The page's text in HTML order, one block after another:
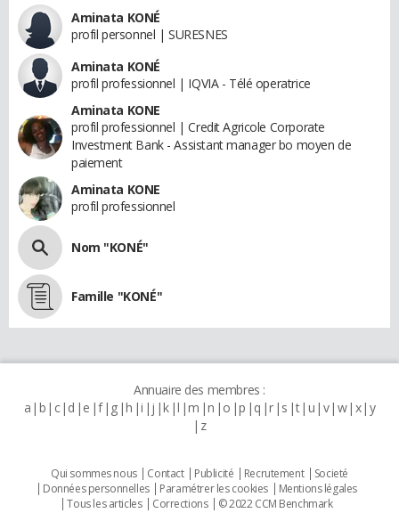
Aminata KONÉ
profil personnel | SURESNES
Aminata KONÉ
profil professionnel | IQVIA - Télé operatrice
Aminata KONE
profil professionnel | Credit Agricole Corporate
Investment Bank - Assistant manager bo moyen de
paiement
Aminata KONE
profil professionnel
Nom "KONÉ"
Famille "KONÉ"
Annuaire des membres :
a b c d e f g h i j k l m n o p q r s t u v w x y
z
Qui sommes nous Contact Publicité Recrutement
Societé
Données personnelles
Paramétrer les cookies
Mentions légales
Tous les articles
Corrections © 2022 CCM Benchmark